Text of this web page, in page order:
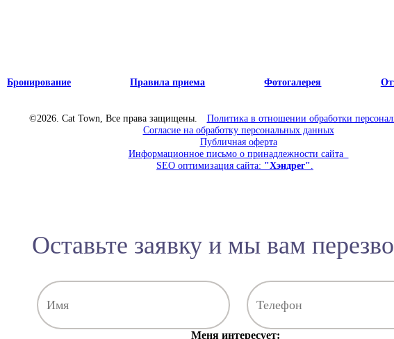
Бронирование Правила приема Фотогалерея
©2026. Cat Town, Все права защищены.
Политика в отношении обработки
Согласие на обработку персональных данных
Публичная оферта
Информационное письмо о принадлежности сайта
SEO оптимизация сайта: "Хэндрег"
Оставьте заявку и мы вам
Меня интересует: